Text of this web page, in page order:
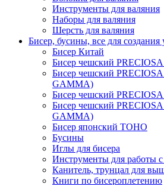
Инструменты для валяния
Наборы для валяния
Шерсть для валяния
Бисер, бусины, все для
Бисер Китай
Бисер чешский
Бисер чешский PRECIOSA
GAMMA)
Бисер чешский
Бисер чешский
GAMMA)
Бисер японский TOHO
Бусины
Иглы для бисера
Инструменты для работы
Канитель, трунцал для
Книги по бисероплетению